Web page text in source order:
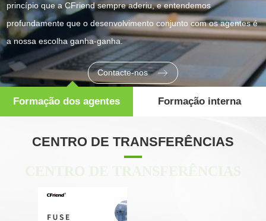
princípio que a CFriend sempre aderiu, e entendemos
profundamente que o desenvolvimento conjunto com os agentes é
a nossa escolha ganha-ganha.
Contacte-nos
Formação dos agentes Formação interna
CENTRO DE TRANSFERÊNCIAS
CENTRO DE TRANSFERÊNCIAS